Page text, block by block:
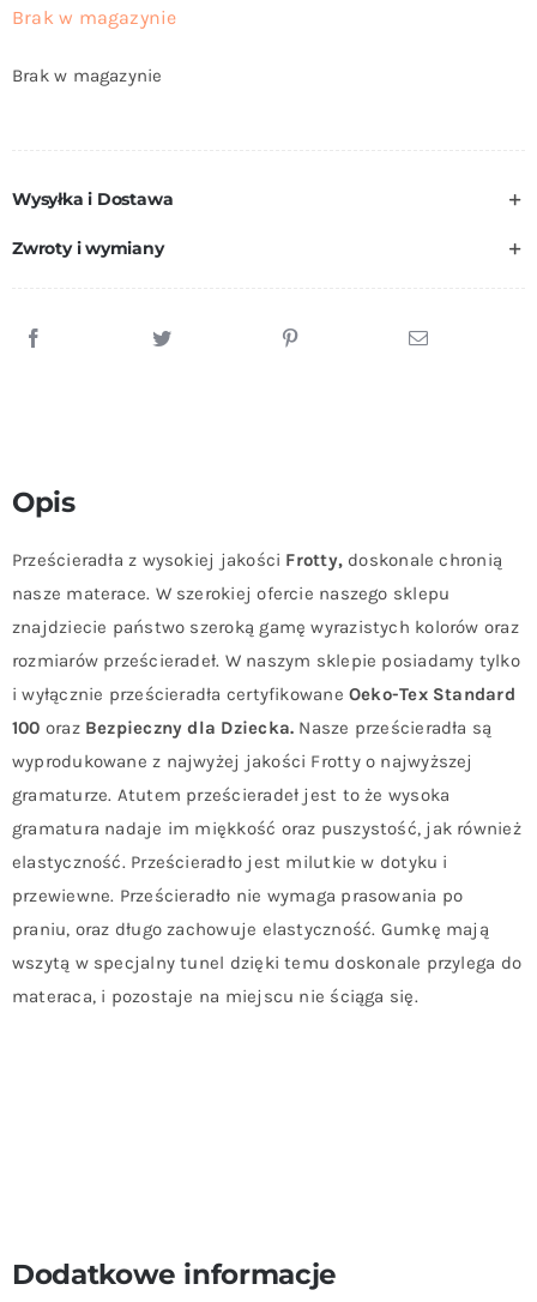
Brak w magazynie
Brak w magazynie
Wysyłka i Dostawa
Zwroty i wymiany
Opis
Prześcieradła z wysokiej jakości Frotty, doskonale chronią
nasze materace. W szerokiej ofercie naszego sklepu
znajdziecie państwo szeroką gamę wyrazistych kolorów oraz
rozmiarów prześcieradeł. W naszym sklepie posiadamy tylko
i wyłącznie prześcieradła certyfikowane Oeko-Tex Standard
100 oraz Bezpieczny dla Dziecka. Nasze prześcieradła są
wyprodukowane z najwyżej jakości Frotty o najwyższej
gramaturze. Atutem prześcieradeł jest to że wysoka
gramatura nadaje im miękkość oraz puszystość, jak również
elastyczność. Prześcieradło jest milutkie w dotyku i
przewiewne. Prześcieradło nie wymaga prasowania po
praniu, oraz długo zachowuje elastyczność. Gumkę mają
wszytą w specjalny tunel dzięki temu doskonale przylega do
materaca, i pozostaje na miejscu nie ściąga się.
Dodatkowe informacje